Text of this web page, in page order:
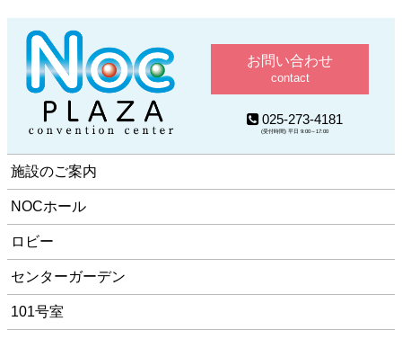
お問い合わせ
contact
025-273-4181
(受付時間) 平日 9:00～17:00
施設のご案内
NOCホール
ロビー
センターガーデン
101号室